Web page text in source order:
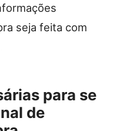
seja feita com
para se
de